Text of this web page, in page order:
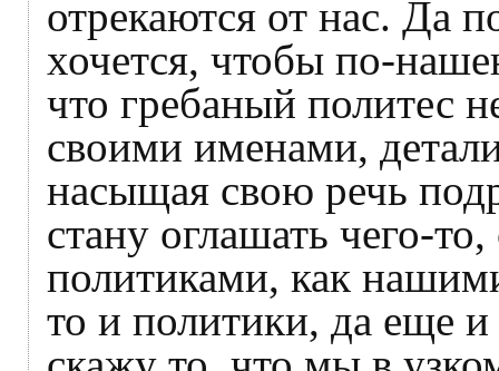
отрекаются от нас. Да
хочется, чтобы по-
что гребаный политес
своими именами,
насыщая свою речь
стану оглашать чего-
политиками, как
то и политики, да еще